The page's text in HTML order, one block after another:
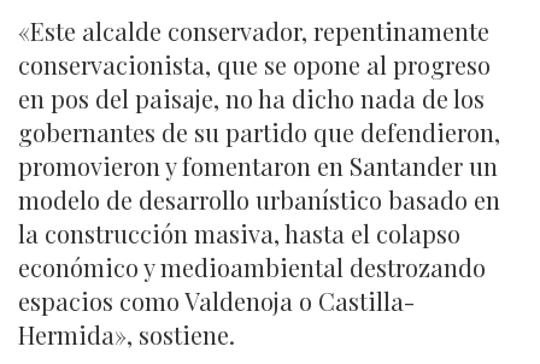
«Este alcalde conservador, repentinamente
conservacionista, que se opone al progreso
en pos del paisaje, no ha dicho nada de los
gobernantes de su partido que defendieron,
promovieron y fomentaron en Santander un
modelo de desarrollo urbanístico basado en
la construcción masiva, hasta el colapso
económico y medioambiental destrozando
espacios como Valdenoja o Castilla-
Hermida», sostiene.